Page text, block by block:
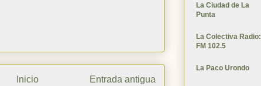
Entrada antigua
Inicio
La Ciudad de La
Punta
La Colectiva Radio:
FM 102.5
La Paco Urondo